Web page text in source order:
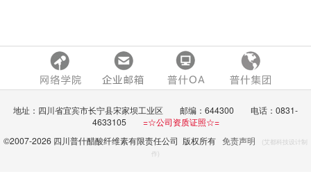
地址：四川省宜宾市长宁县宋家坝工业区 邮编：644300 电话：0831-
4633105 =☆公司资质证照☆=
©2007-2026 四川普什醋酸纤维素有限责任公司 版权所有 免责声明
(艾都科技设计制
作)